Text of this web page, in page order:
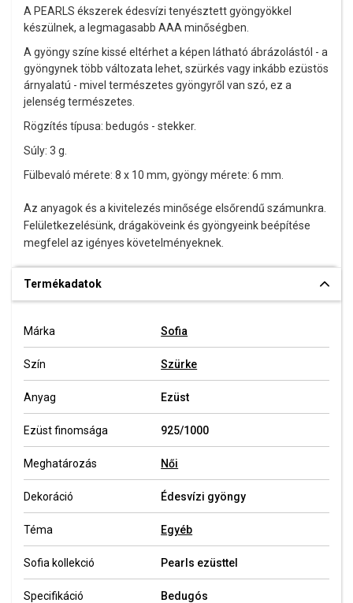
A PEARLS ékszerek édesvízi tenyésztett gyöngyökkel
készülnek, a legmagasabb AAA minőségben.
A gyöngy színe kissé eltérhet a képen látható ábrázolástól - a
gyöngynek több változata lehet, szürkés vagy inkább ezüstös
árnyalatú - mivel természetes gyöngyről van szó, ez a
jelenség természetes.
Rögzítés típusa: bedugós - stekker.
Súly: 3 g.
Fülbevaló mérete: 8 x 10 mm, gyöngy mérete: 6 mm.
Az anyagok és a kivitelezés minősége elsőrendű számunkra.
Felületkezelésünk, drágaköveink és gyöngyeink beépítése
megfelel az igényes követelményeknek.
Termékadatok
Márka Sofia
Szín Szürke
Anyag Ezüst
Ezüst finomsága 925/1000
Meghatározás Női
Dekoráció Édesvízi gyöngy
Téma Egyéb
Sofia kollekció Pearls ezüsttel
Specifikáció Bedugós